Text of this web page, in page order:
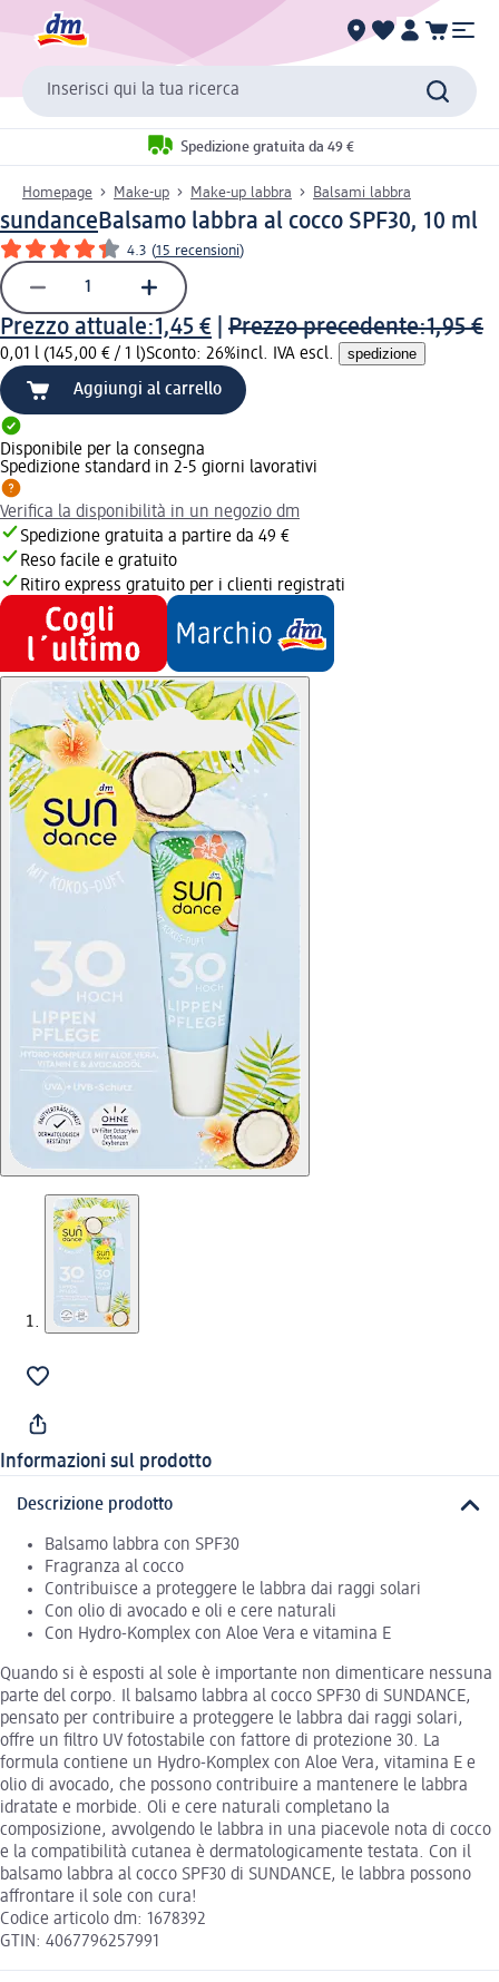
Inserisci qui la tua ricerca
Spedizione gratuita da 49 €
Homepage Make-up Make-up labbra Balsami labbra
sundanceBalsamo labbra al cocco SPF30, 10 ml
4.3 (15 recensioni)
Prezzo attuale:1,45 € Prezzo precedente:1,95 €
0,01 l (145,00 € / 1 l)Sconto: 26%incl. IVA escl. spedizione
Aggiungi al carrello
Disponibile per la consegna
Spedizione standard in 2-5 giorni lavorativi
Verifica la disponibilità in un negozio dm
Spedizione gratuita a partire da 49 €
Reso facile e gratuito
Ritiro express gratuito per i clienti registrati
Informazioni sul prodotto
Descrizione prodotto
Balsamo labbra con SPF30
Fragranza al cocco
Contribuisce a proteggere le labbra dai raggi solari
Con olio di avocado e oli e cere naturali
Con Hydro-Komplex con Aloe Vera e vitamina E
Quando si è esposti al sole è importante non dimenticare nessuna
parte del corpo. Il balsamo labbra al cocco SPF30 di SUNDANCE,
pensato per contribuire a proteggere le labbra dai raggi solari,
offre un filtro UV fotostabile con fattore di protezione 30. La
formula contiene un Hydro-Komplex con Aloe Vera, vitamina E e
olio di avocado, che possono contribuire a mantenere le labbra
idratate e morbide. Oli e cere naturali completano la
composizione, avvolgendo le labbra in una piacevole nota di cocco
e la compatibilità cutanea è dermatologicamente testata. Con il
balsamo labbra al cocco SPF30 di SUNDANCE, le labbra possono
affrontare il sole con cura!
Codice articolo dm: 1678392
GTIN: 4067796257991